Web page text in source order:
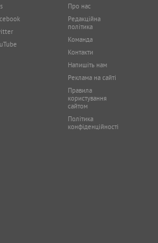
Про нас
Редакційна
політика
Команда
Контакти
Напишіть нам
Реклама на сайті
Правила
користування
сайтом
Політика
конфіденційності